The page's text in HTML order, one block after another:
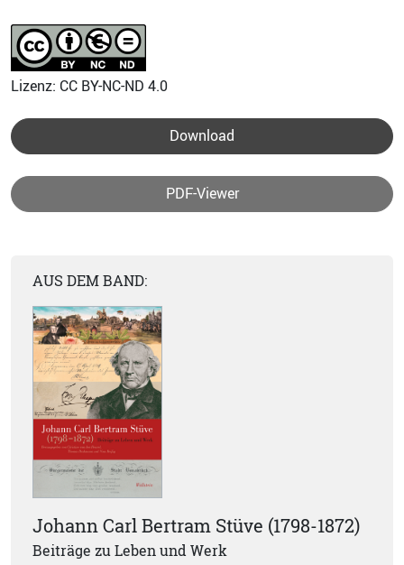
Lizenz: CC BY-NC-ND 4.0
Download
PDF-Viewer
AUS DEM BAND:
Johann Carl Bertram Stüve (1798-1872)
Beiträge zu Leben und Werk